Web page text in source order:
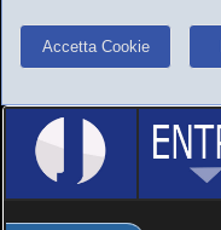
Accetta Cookie